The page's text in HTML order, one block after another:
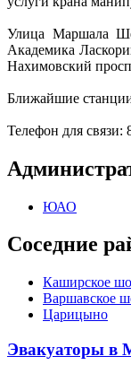
Улица Маршала
Академика
Нахимовский
Ближайшие
Телефон для
ЮАО
Соседние
Каширское
Варшавское
Царицыно
Эвакуаторы в